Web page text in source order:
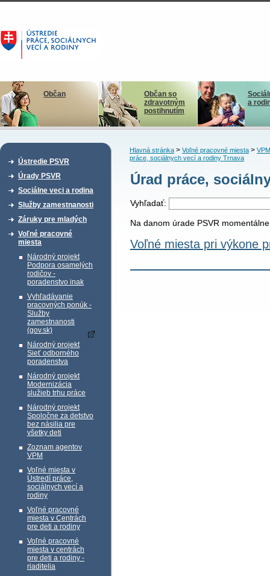
Občan
Občan so
zdravotným
postihnutím
a
Ústredie PSVR
Úrady PSVR
Sociálne veci a rodina
Služby zamestnanosti
Záruky pre mladých
Voľné pracovné
miesta
Národný projekt
Podpora osamelých
rodičov -
poradenstvo inak
Vyhľadávanie
pracovných ponúk -
Služby
zamestnanosti
(gov.sk)
Národný projekt
Sieť odborného
poradenstva
Národný projekt
Modernizácia
služieb trhu práce
Národný projekt
Spoločne za detstvo
bez násilia pre
všetky deti
Zoznam agentov
VPM
Voľné miesta v
Ústredí práce,
sociálnych vecí a
rodiny
Voľné pracovné
miesta v Centrách
pre deti a rodiny
Voľné pracovné
miesta v centrách
pre deti a rodiny -
riaditelia
Hlavná stránka> Voľné pracovné miesta>
práce, sociálnych vecí a rodiny Trnava
Úrad práce,
Vyhľadať:
Na danom úrade PSVR
Voľné miesta pri výkone